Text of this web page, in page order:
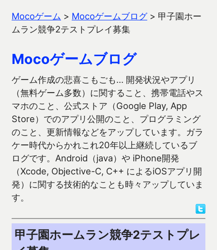
Mocoゲーム > Mocoゲームブログ> 甲子園ホー
ムラン競争2テストプレイ募集
Mocoゲームブログ
ゲーム作成の悲喜こもごも… 開発状況やアプリ
（無料ゲーム多数）に関すること、携帯電話やス
マホのこと、公式ストア（Google Play, App
Store）でのアプリ公開のこと、プログラミング
のこと、更新情報などをアップしています。ガラ
ケー時代からかれこれ20年以上継続しているブ
ログです。Android（java）や iPhone開発
（Xcode, Objective-C, C++ によるiOSアプリ開
発）に関する技術的なことも時々アップしていま
す。
甲子園ホームラン競争2テストプレ